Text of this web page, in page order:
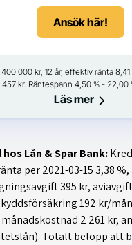
Ansök här!
000 kr, 12 år, effektiv ränta
kr. Räntespann 4,50 % - 22,00
Läs mer
Lån & Spar Bank:
per 2021-03-15 3,38
395 kr,
192 kr/
månadskostnad 2 261 kr,
Totalt belopp att